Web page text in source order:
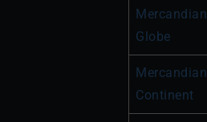
Mercandian
Globe
Mercandian
Continent